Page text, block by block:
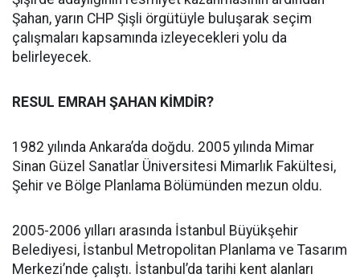
Şahan, yarın CHP Şişli örgütüyle buluşarak seçim
çalışmaları kapsamında izleyecekleri yolu da
belirleyecek.
RESUL EMRAH ŞAHAN KİMDİR?
1982 yılında Ankara’da doğdu. 2005 yılında Mimar
Sinan Güzel Sanatlar Üniversitesi Mimarlık Fakültesi,
Şehir ve Bölge Planlama Bölümünden mezun oldu.
2005-2006 yılları arasında İstanbul Büyükşehir
Belediyesi, İstanbul Metropolitan Planlama ve Tasarım
Merkezi’nde çalıştı. İstanbul’da tarihi kent alanları